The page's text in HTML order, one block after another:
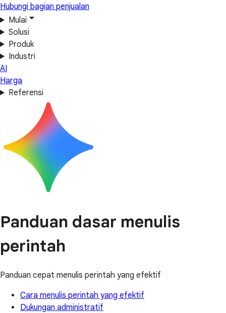
Hubungi bagian penjualan
Mulai
Solusi
Produk
Industri
AI
Harga
Referensi
Panduan dasar menulis
perintah
Panduan cepat menulis perintah yang efektif
Cara menulis perintah yang efektif
Dukungan administratif